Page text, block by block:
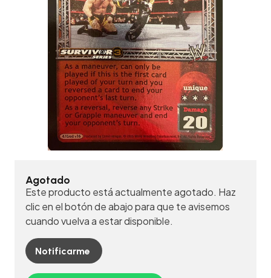
Agotado
Este producto está actualmente agotado. Haz
clic en el botón de abajo para que te avisemos
cuando vuelva a estar disponible.
Notificarme